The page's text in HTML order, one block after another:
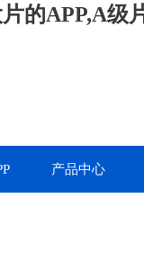
的APP,A级
产品中心